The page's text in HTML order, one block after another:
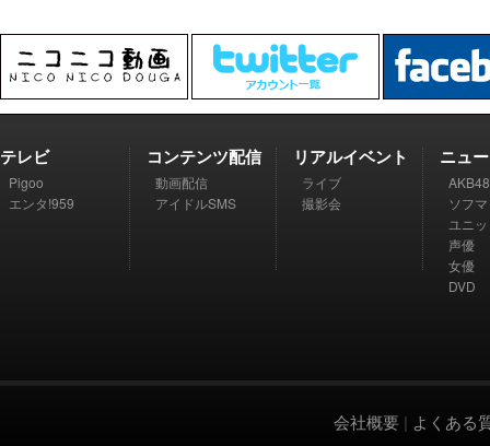
テレビ
Pigoo
エンタ!959
コンテンツ配信
動画配信
アイドルSMS
リアルイベント
ライブ
撮影会
ニュ
AKB48
ソフ
ユニ
声優
女優
DVD
会社概要 | よくある